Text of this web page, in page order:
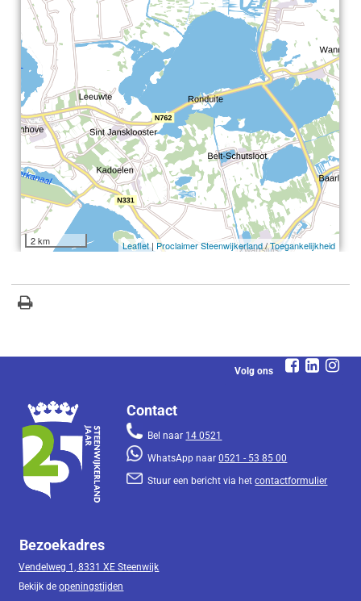
Volg ons
Contact
Bel naar 14 0521
WhatsApp naar0521 - 53 85 00
Stuur een bericht via hetcontactformulier
Bezoekadres
Vendelweg 1, 8331 XE Steenwijk
Bekijk deopeningstijden